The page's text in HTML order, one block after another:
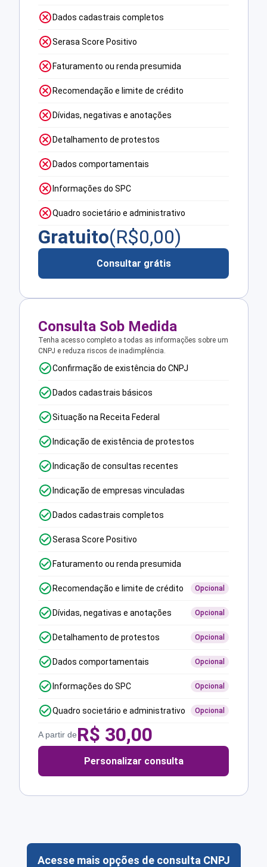
Dados cadastrais completos
Serasa Score Positivo
Faturamento ou renda presumida
Recomendação e limite de crédito
Dívidas, negativas e anotações
Detalhamento de protestos
Dados comportamentais
Informações do SPC
Quadro societário e administrativo
Gratuito(R$0,00)
Consultar grátis
Consulta Sob Medida
Tenha acesso completo a todas as informações sobre um
CNPJ e reduza riscos de inadimplência.
Confirmação de existência do CNPJ
Dados cadastrais básicos
Situação na Receita Federal
Indicação de existência de protestos
Indicação de consultas recentes
Indicação de empresas vinculadas
Dados cadastrais completos
Serasa Score Positivo
Faturamento ou renda presumida
Recomendação e limite de crédito Opcional
Dívidas, negativas e anotações Opcional
Detalhamento de protestos Opcional
Dados comportamentais Opcional
Informações do SPC Opcional
Quadro societário e administrativo Opcional
A partir deR$ 30,00
Personalizar consulta
Acesse mais opções de consulta CNPJ